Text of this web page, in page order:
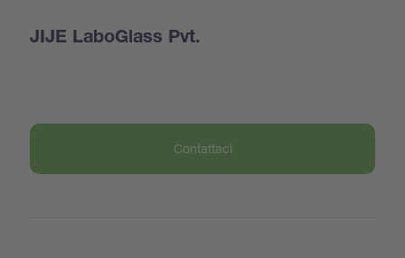
JIJE LaboGlass Pvt.
Contattaci